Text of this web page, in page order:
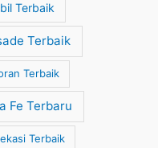
Terbaik
Terbaik
Terbaik
Fe Terbaru
Terbaik